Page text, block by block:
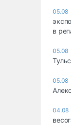
05.08
в
05.08
05.08
04.08